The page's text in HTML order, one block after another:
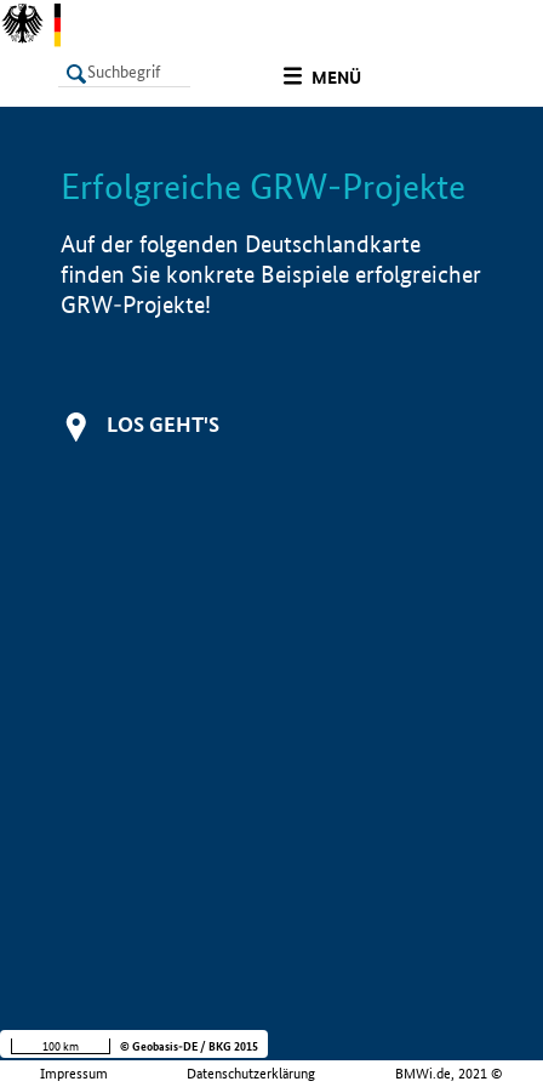
MENÜ
LISTE Info
Erfolgreiche GRW-Projekte
Auf der folgenden Deutschlandkarte
finden Sie konkrete Beispiele erfolgreicher
GRW-Projekte!
LOS GEHT'S
Impressum Datenschutzerklärung BMWi.de, 2021 ©
100 km © Geobasis-DE / BKG 2015